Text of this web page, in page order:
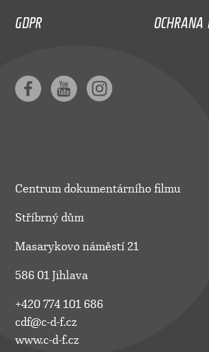
GDPR
Centrum dokumentárního filmu
Stříbrný dům
Masarykovo náměstí 21
586 01 Jihlava
+420 774 101 686
cdf@c-d-f.cz
www.c-d-f.cz